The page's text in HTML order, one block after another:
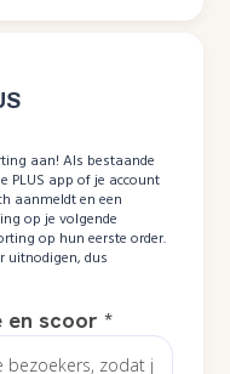
aan! Als bestaande
PLUS app of je account
aanmeldt en een
op je volgende
op hun eerste order.
uitnodigen, dus
en scoor*